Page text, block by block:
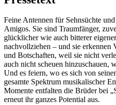
Feine Antennen für Sehnsüchte
Amigos. Sie sind Traumfänger,
glücklicher wie auch bitterer
nachvollziehen – und sie erkennen
und Botschaften, weil sie nicht
auch nicht scheuen hinzuschauen,
Und es feiern, wo es sich von
gesamte Spektrum musikalischer
Momente entfalten die Brüder bei
erneut ihr ganzes Potential aus.